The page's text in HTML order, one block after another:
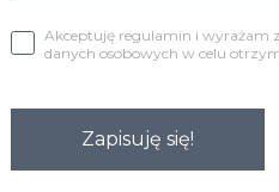
Akceptuję regulamin i wyrażam
danych osobowych w celu
Zapisuję się!